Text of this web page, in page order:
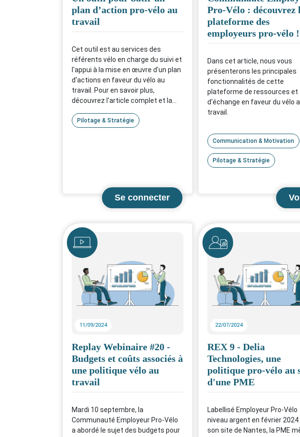
plan d’action pro-vélo au
travail
Cet outil est au services des
référents vélo en charge du suivi et
l'appui à la mise en œuvre d'un plan
d'actions en faveur du vélo au
travail. Pour en savoir plus,
découvrez l'article complet et la
Pilotage & Stratégie
Pro-Vélo : découvrez
plateforme des
employeurs pro-vélo !
Dans cet article, nous vous
présenterons les principales
fonctionnalités de cette
plateforme de ressources et
d'échange en faveur du vélo
travail.
Communication & Motivation
Pilotage & Stratégie
Icône
11/09/2024
Replay Webinaire #20 -
Budgets et coûts associés à
une politique vélo au
travail
Mardi 10 septembre, la
Communauté Employeur Pro-Vélo
a abordé le sujet des budgets pour
Icône
22/07/2024
REX 9 - Delia
Technologies, une
politique pro-vélo au
d'une PME
Labellisé Employeur Pro-Vélo
niveau argent en février 2024
son site de Nantes, la PME